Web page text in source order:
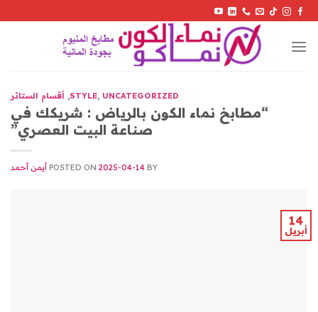
Skip
content
STYLE, UNCATEGORIZED
, أقسام الستائر
“مطابخ نماء الكون بالرياض : شريكك في
صناعة البيت العصري”
POSTED ON 2025-04-14 BY أيمن أحمد
14
أبريل